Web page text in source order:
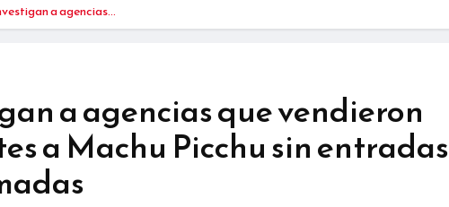
a agencias…
a agencias que vendieron
a Machu Picchu sin entradas